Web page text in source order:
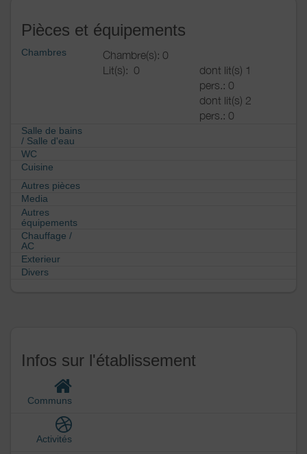
Pièces et équipements
Chambres
Chambre(s): 0
Lit(s): 0
dont lit(s) 1
pers.: 0
dont lit(s) 2
pers.: 0
Salle de bains
/ Salle d'eau
WC
Cuisine
Autres pièces
Media
Autres
équipements
Chauffage /
AC
Exterieur
Divers
Infos sur l'établissement
Communs
Activités